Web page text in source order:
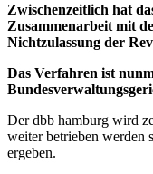
Zwischenzeitlich hat
Zusammenarbeit mit
Nichtzulassung der
Das Verfahren ist
Der dbb hamburg wird
weiter betrieben werden
ergeben.